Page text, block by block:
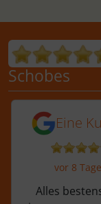
Schobes
5 von 5
Eine
vor 8
Alles